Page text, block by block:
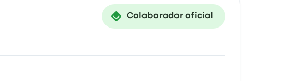
Colaborador oficial